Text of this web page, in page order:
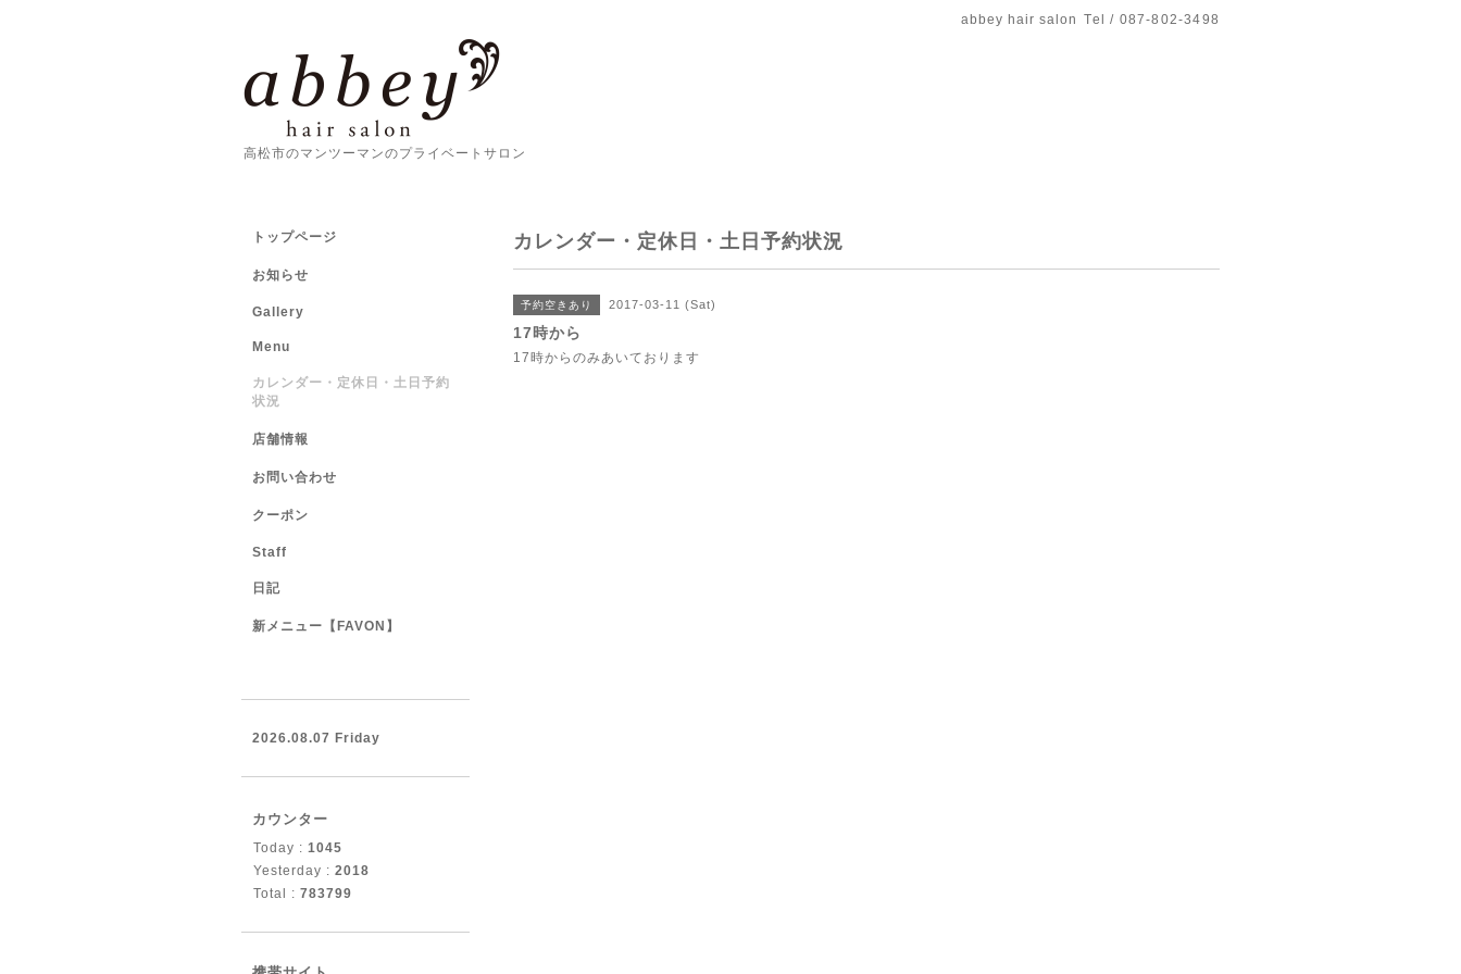
abbey hair salon Tel / 087-802-3498
高松市のマンツーマンのプライベートサロン
カレンダー・定休日・土日予約状況
予約空きあり 2017-03-11 (Sat)
17時から
17時からのみあいております
トップページ
お知らせ
Gallery
Menu
カレンダー・定休日・土日予約
状況
店舗情報
お問い合わせ
クーポン
Staff
日記
新メニュー【FAVON】
2026.08.07 Friday
カウンター
Today : 1045
Yesterday : 2018
Total : 783799